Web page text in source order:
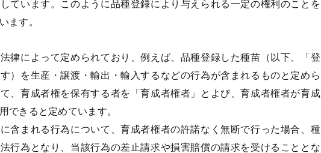
ています。このように品種登録により与えられる一定の権利のことを
ます。
律によって定められており、例えば、品種登録した種苗（以下、「登
）を生産・譲渡・輸出・輸入するなどの行為が含まれるものと定めら
、育成者権を保有する者を「育成者権者」とよび、育成者権者が育成
できると定めています。
含まれる行為について、育成者権者の許諾なく無断で行った場合、種
行為となり、当該行為の差止請求や損害賠償の請求を受けることとな